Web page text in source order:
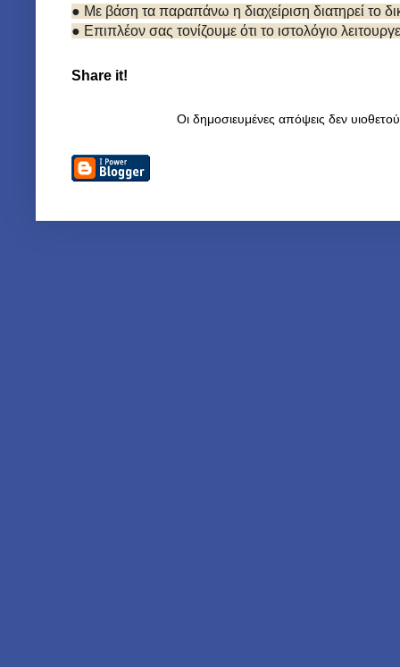
● Με βάση τα παραπάνω η διαχείριση διατηρεί το
● Επιπλέον σας τονίζουμε ότι το ιστολόγιο
Share it!
Οι δημοσιευμένες απόψεις δεν